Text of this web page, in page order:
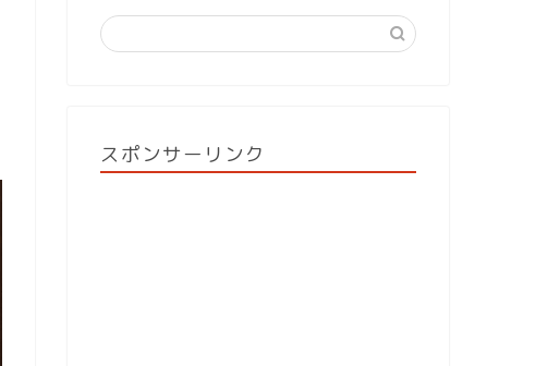
スポンサーリンク